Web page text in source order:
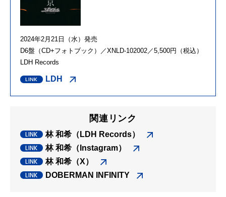
2024年2月21日（水）発売
D6盤（CD+フォトブック）／XNLD-102002／5,500円（税込）
LDH Records
LDH
関連リンク
林 和希（LDH Records）
林 和希（Instagram）
林 和希（X）
DOBERMAN INFINITY